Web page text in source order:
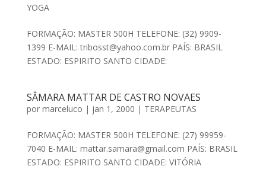
YOGA
FORMAÇÃO: MASTER 500H TELEFONE: (32) 9909-
1399 E-MAIL: tribosst@yahoo.com.br PAÍS: BRASIL
ESTADO: ESPIRITO SANTO CIDADE:
SÂMARA MATTAR DE CASTRO NOVAES
por marceluco | jan 1, 2000 | TERAPEUTAS
FORMAÇÃO: MASTER 500H TELEFONE: (27) 99959-
7040 E-MAIL: mattar.samara@gmail.com PAÍS: BRASIL
ESTADO: ESPIRITO SANTO CIDADE: VITÓRIA